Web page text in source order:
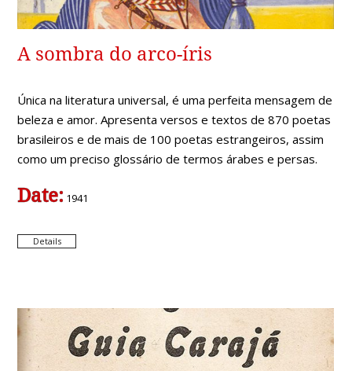
A sombra do arco-íris
Única na literatura universal, é uma perfeita mensagem de
beleza e amor. Apresenta versos e textos de 870 poetas
brasileiros e de mais de 100 poetas estrangeiros, assim
como um preciso glossário de termos árabes e persas.
Date: 1941
Details